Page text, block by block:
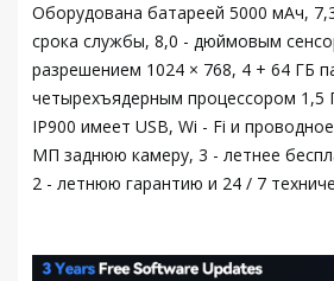
Оборудована батареей 5000 мАч,
срока службы, 8,0 - дюймовым
разрешением 1024 × 768, 4 + 64 ГБ
четырехъядерным процессором 1,5
IP900 имеет USB, Wi - Fi и
МП заднюю камеру, 3 - летнее
2 - летнюю гарантию и 24 / 7